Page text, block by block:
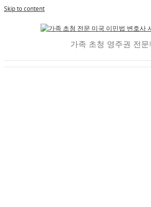
Skip to content
가족 초청 영주권 전문!